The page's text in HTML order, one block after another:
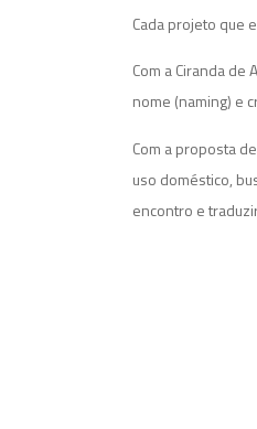
Cada projeto que
Com a Ciranda
nome (naming) e
Com a proposta
uso doméstico,
encontro e